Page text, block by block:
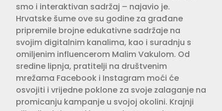
smo i interaktivan sadržaj – najavio je.
Hrvatske šume ove su godine za građane
pripremile brojne edukativne sadržaje na
svojim digitalnim kanalima, kao i suradnju s
omiljenim influencerom Malim Vakulom. Od
sredine lipnja, pratitelji na društvenim
mrežama Facebook i Instagram moći će
osvojiti i vrijedne poklone za svoje zalaganje na
promicanju kampanje u svojoj okolini. Krajnji